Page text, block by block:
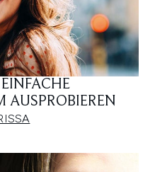
AUSPROBIEREN